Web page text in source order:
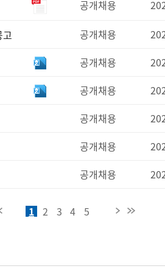
공개채용
공개채용
공개채용
공개채용
공개채용
공개채용
공개채용
페이지
1 2 3 4 5
다음페이지마지막페이지